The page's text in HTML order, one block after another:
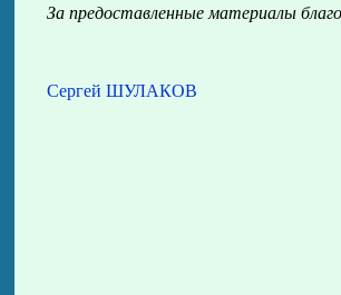
За предоставленные материалы
Сергей ШУЛАКОВ